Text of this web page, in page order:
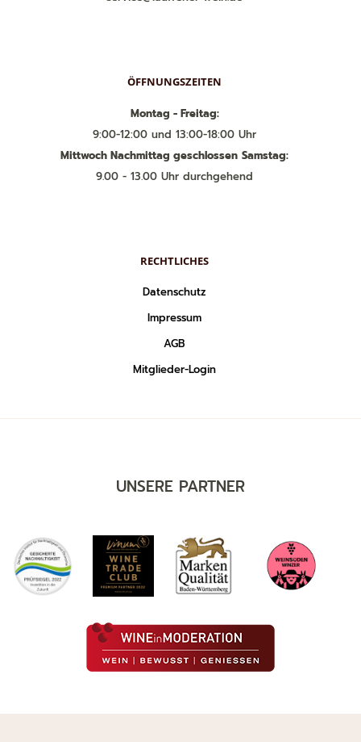
ÖFFNUNGSZEITEN
Montag - Freitag:
9:00-12:00 und 13:00-18:00 Uhr
Mittwoch Nachmittag geschlossen Samstag:
9.00 - 13.00 Uhr durchgehend
RECHTLICHES
Datenschutz
Impressum
AGB
Mitglieder-Login
UNSERE PARTNER